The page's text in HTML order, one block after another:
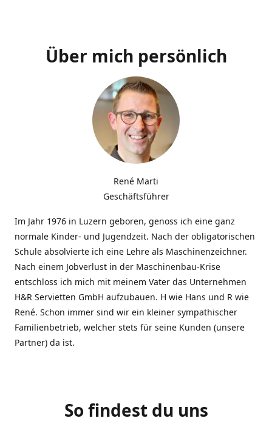
Über mich persönlich
René Marti
Geschäftsführer
Im Jahr 1976 in Luzern geboren, genoss ich eine ganz
normale Kinder- und Jugendzeit. Nach der obligatorischen
Schule absolvierte ich eine Lehre als Maschinenzeichner.
Nach einem Jobverlust in der Maschinenbau-Krise
entschloss ich mich mit meinem Vater das Unternehmen
H&R Servietten GmbH aufzubauen. H wie Hans und R wie
René. Schon immer sind wir ein kleiner sympathischer
Familienbetrieb, welcher stets für seine Kunden (unsere
Partner) da ist.
So findest du uns